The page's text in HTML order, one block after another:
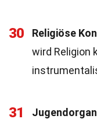
30 Religiöse
wird Religion
31